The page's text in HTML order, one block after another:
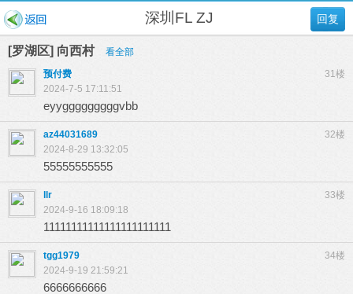
回复
深圳FL ZJ
[罗湖区] 向西村
看全部
31楼
预付费
2024-7-5 17:11:51
eyygggggggggvbb
32楼
az44031689
2024-8-29 13:32:05
55555555555
33楼
llr
2024-9-16 18:09:18
11111111111111111111111
34楼
tgg1979
2024-9-19 21:59:21
6666666666